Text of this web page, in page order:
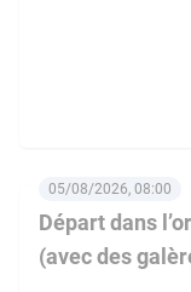
Départ dans
(avec des
05/08/2026, 08:00